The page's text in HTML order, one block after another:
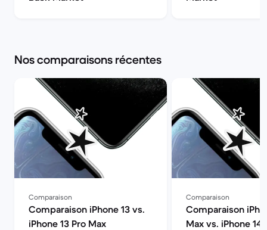
Nos comparaisons récentes
Comparaison
Comparaison iPhone 13 vs.
iPhone 13 Pro Max
Comparaison
Comparaison
Max vs. iPhone 14